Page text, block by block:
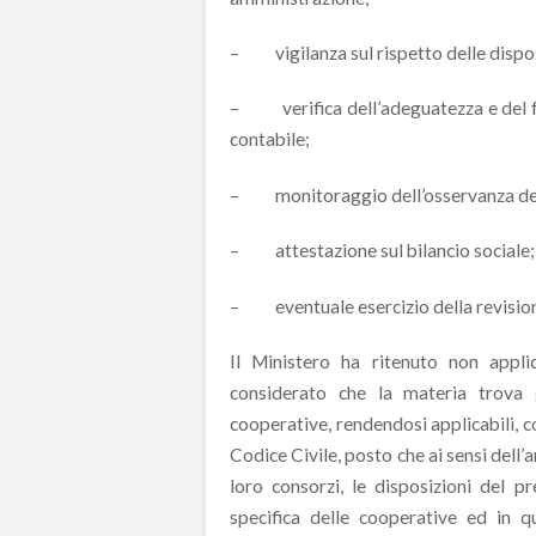
– vigilanza sul rispetto delle
– verifica dell’adeguatezza e del
contabile;
– monitoraggio dell’osservanza
– attestazione sul bilancio sociale;
– eventuale esercizio della
Il Ministero ha ritenuto non
considerato che la materia trova
cooperative, rendendosi applicabili,
Codice Civile, posto che ai sensi
loro consorzi, le disposizioni del
specifica delle cooperative ed in